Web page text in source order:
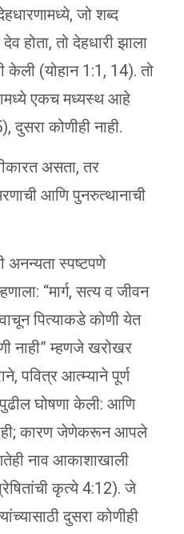
जो शब्द
होता, तो देहधारी झाला
केली (योहान 1:1, 14). तो
एकच मध्यस्थ आहे
दुसरा कोणीही नाही.
असता, तर
आणि पुनरुत्थानाची
अनन्यता स्पष्टपणे
“मार्ग, सत्य व जीवन
पित्याकडे कोणी येत
नाही” म्हणजे खरोखर
पवित्र आत्म्याने पूर्ण
पुढील घोषणा केली: आणि
कारण जेणेकरून आपले
नाव आकाशाखाली
कृत्ये 4:12). जे
दुसरा कोणीही